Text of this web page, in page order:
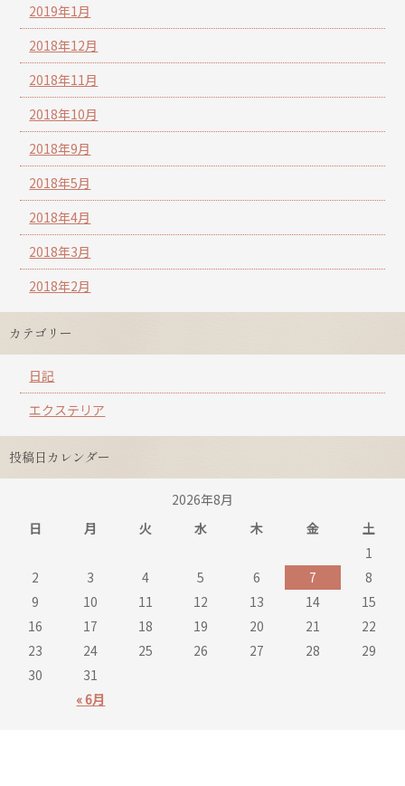
2019年1月
2018年12月
2018年11月
2018年10月
2018年9月
2018年5月
2018年4月
2018年3月
2018年2月
カテゴリー
日記
エクステリア
投稿日カレンダー
2026年8月
日
月 火 水 木 金 土
« 6月
1
2
3 4 5 6 7
8
9
10 11 12 13 14
15
16
17 18 19 20 21
22
23
24 25 26 27 28
29
30
31